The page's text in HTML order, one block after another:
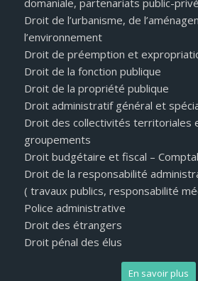
Droit de l’urbanisme, de
l’environnement
Droit de préemption et
Droit de la fonction publique
Droit de la propriété publique
Droit administratif général et
Droit des collectivités territoriales
groupements
Droit budgétaire et fiscal –
Droit de la responsabilité
( travaux publics, responsabilité
Police administrative
Droit des étrangers
Droit pénal des élus
En savoir plus